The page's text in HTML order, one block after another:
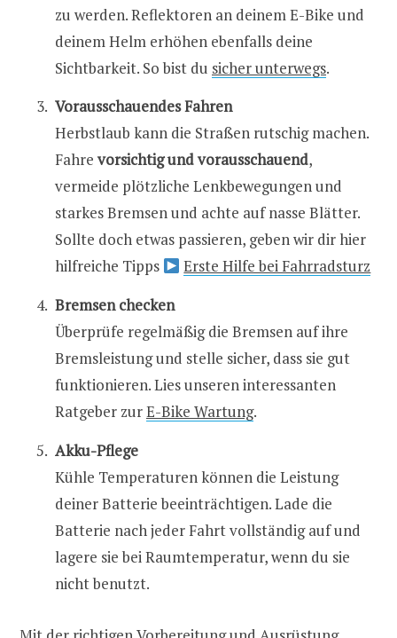
zu werden. Reflektoren an deinem E-Bike und
deinem Helm erhöhen ebenfalls deine
Sichtbarkeit. So bist du sicher unterwegs.
Vorausschauendes Fahren
Herbstlaub kann die Straßen rutschig machen.
Fahre vorsichtig und vorausschauend,
vermeide plötzliche Lenkbewegungen und
starkes Bremsen und achte auf nasse Blätter.
Sollte doch etwas passieren, geben wir dir hier
hilfreiche Tipps
Erste Hilfe bei Fahrradsturz
Bremsen checken
Überprüfe regelmäßig die Bremsen auf ihre
Bremsleistung und stelle sicher, dass sie gut
funktionieren. Lies unseren interessanten
Ratgeber zurE-Bike Wartung.
Akku-Pflege
Kühle Temperaturen können die Leistung
deiner Batterie beeinträchtigen. Lade die
Batterie nach jeder Fahrt vollständig auf und
lagere sie bei Raumtemperatur, wenn du sie
nicht benutzt.